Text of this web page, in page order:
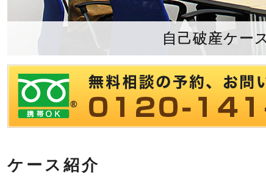
自己破産ケー
ケース紹介